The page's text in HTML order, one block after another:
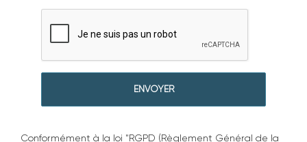
Conformément à la loi "RGPD (Règlement Général de la